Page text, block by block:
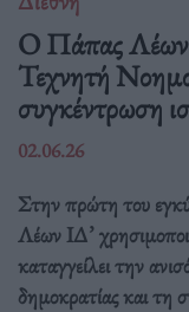
Ο Πάπας Λέων
Τεχνητή
συγκέντρωση
02.06.26
Στην πρώτη του
Λέων ΙΔ’
καταγγείλει την
δημοκρατίας και τη